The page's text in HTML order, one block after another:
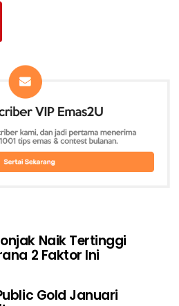
Naik Tertinggi
2 Faktor Ini
Gold Januari